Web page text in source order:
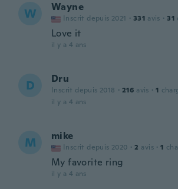
W Wayne
Inscrit depuis 2021 · 331 avis · 31
Love it
il y a 4 ans
D Dru
Inscrit depuis 2018 · 216 avis · 1
il y a 4 ans
M mike
Inscrit depuis 2020 · 2 avis · 1
My favorite ring
il y a 4 ans